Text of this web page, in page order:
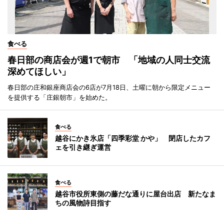
食べる
春日部の商店会が週1で朝市 「地域の人同士交流
深めてほしい」
春日部の庄和銀座商店会の6店が7月18日、土曜に朝から限定メニュー
を提供する「庄銀朝市」を始めた。
食べる
越谷にかき氷店「四季彩堂 かや」 閉店したカフ
ェを引き継ぎ運営
食べる
越谷市役所東側の藤だな通りに屋台出店 新たなま
ちの風物詩目指す